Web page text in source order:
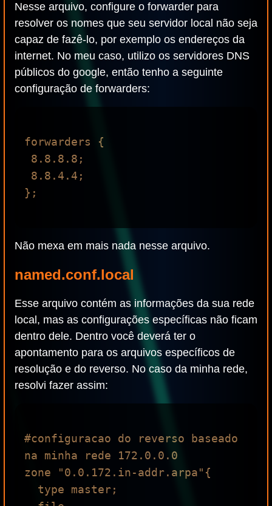
Nesse arquivo, configure o forwarder para
resolver os nomes que seu servidor local não seja
capaz de fazê-lo, por exemplo os endereços da
internet. No meu caso, utilizo os servidores DNS
públicos do google, então tenho a seguinte
configuração de forwarders:
forwarders {
};
Não mexa em mais nada nesse arquivo.
named.conf.local
Esse arquivo contém as informações da sua rede
local, mas as configurações específicas não ficam
dentro dele. Dentro você deverá ter o
apontamento para os arquivos específicos de
resolução e do reverso. No caso da minha rede,
resolvi fazer assim:
#configuracao do reverso baseado
na minha rede 172.0.0.0
zone "0.0.172.in-addr.arpa"{